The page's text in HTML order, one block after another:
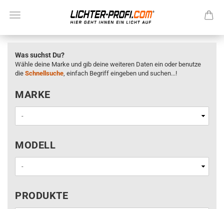
Was suchst Du?
Wähle deine Marke und gib deine weiteren Daten ein oder benutze
die Schnellsuche, einfach Begriff eingeben und suchen...!
MARKE
MARKE
MODELL
MODELL
PRODUKTE
PRODUKTE